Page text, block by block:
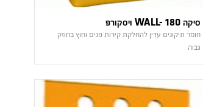
סיקה WALL- 180 ויסקורפ
חומר תיקונים עדין להחלקת קירות פנים וחוץ בחוזק
גבוה